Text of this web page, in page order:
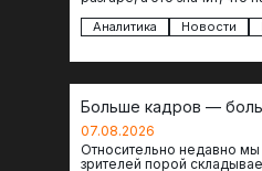
сомнительной
Аналитика Новости
Больше кадров —
07.08.2026
Относительно недавно
зрителей порой